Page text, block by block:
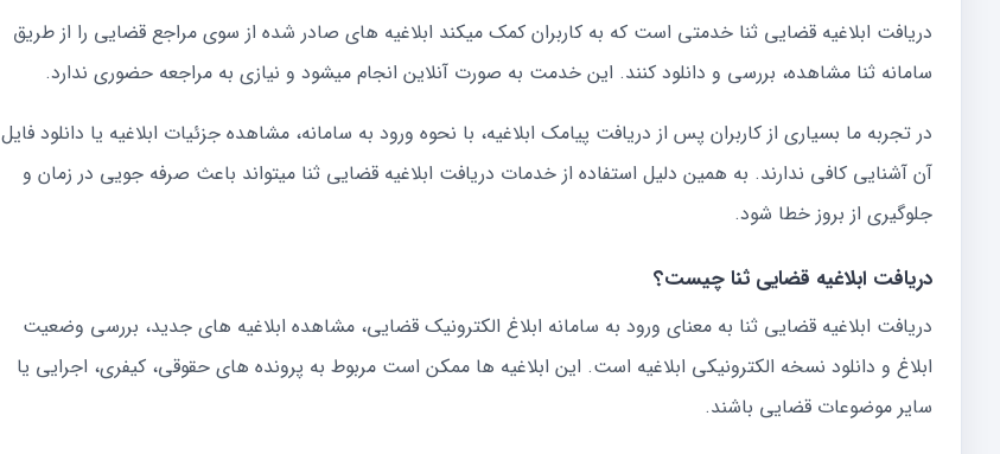
دریافت ابلاغیه قضایی ثنا خدمتی است که به کاربران کمک میکند ابلاغیه های صادر شده از سوی مراجع قضایی را از طریق
سامانه ثنا مشاهده، بررسی و دانلود کنند. این خدمت به صورت آنلاین انجام میشود و نیازی به مراجعه حضوری ندارد.
در تجربه ما بسیاری از کاربران پس از دریافت پیامک ابلاغیه، با نحوه ورود به سامانه، مشاهده جزئیات ابلاغیه یا دانلود فایل
آن آشنایی کافی ندارند. به همین دلیل استفاده از خدمات دریافت ابلاغیه قضایی ثنا میتواند باعث صرفه جویی در زمان و
جلوگیری از بروز خطا شود.
دریافت ابلاغیه قضایی ثنا چیست؟
دریافت ابلاغیه قضایی ثنا به معنای ورود به سامانه ابلاغ الکترونیک قضایی، مشاهده ابلاغیه های جدید، بررسی وضعیت
ابلاغ و دانلود نسخه الکترونیکی ابلاغیه است. این ابلاغیه ها ممکن است مربوط به پرونده های حقوقی، کیفری، اجرایی یا
سایر موضوعات قضایی باشند.